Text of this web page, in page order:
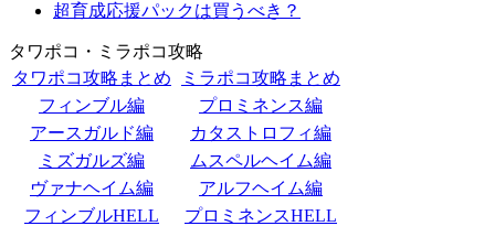
超育成応援パックは買うべき？
タワポコ・ミラポコ攻略
タワポコ攻略まとめ
ミラポコ攻略まとめ
フィンブル編
プロミネンス編
アースガルド編
カタストロフィ編
ミズガルズ編
ムスペルヘイム編
ヴァナヘイム編
アルフヘイム編
フィンブルHELL
プロミネンスHELL